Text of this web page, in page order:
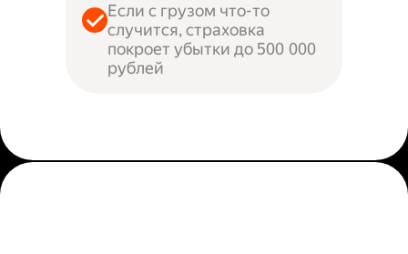
Если с грузом что-то
случится, страховка
покроет убытки до 500 000
рублей